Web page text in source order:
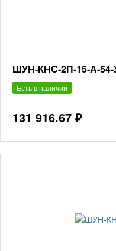
ШУН-КНС-2П-15-А-
Есть в наличии
131 916.67 ₽